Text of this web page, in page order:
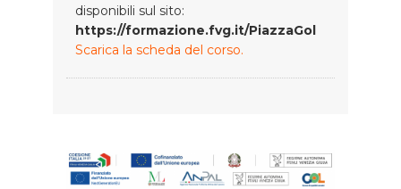
disponibili sul sito:
https://formazione.fvg.it/PiazzaGol
Scarica la scheda del corso.